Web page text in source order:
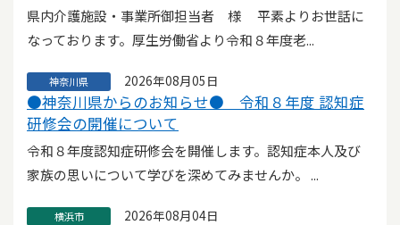
県内介護施設・事業所御担当者 様 平素よりお世話に
なっております。厚生労働省より令和８年度老...
神奈川県 2026年08月05日
●神奈川県からのお知らせ● 令和８年度 認知症
研修会の開催について
令和８年度認知症研修会を開催します。認知症本人及び
家族の思いについて学びを深めてみませんか。 ...
横浜市 2026年08月04日